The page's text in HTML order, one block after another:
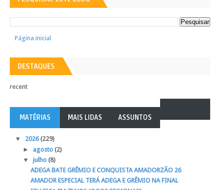
Página inicial
DESTAQUES
recent
MATÉRIAS MAIS LIDAS ASSUNTOS
▼ 2026(229)
► agosto (2)
▼ julho (8)
ADEGA BATE GRÊMIO E CONQUISTA AMADORZÃO 26
AMADOR ESPECIAL TERÁ ADEGA E GRÊMIO NA FINAL